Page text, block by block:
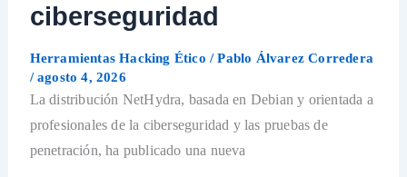
ciberseguridad
Herramientas Hacking Ético /Pablo Álvarez Corredera
/agosto 4, 2026
La distribución NetHydra, basada en Debian y orientada a
profesionales de la ciberseguridad y las pruebas de
penetración, ha publicado una nueva